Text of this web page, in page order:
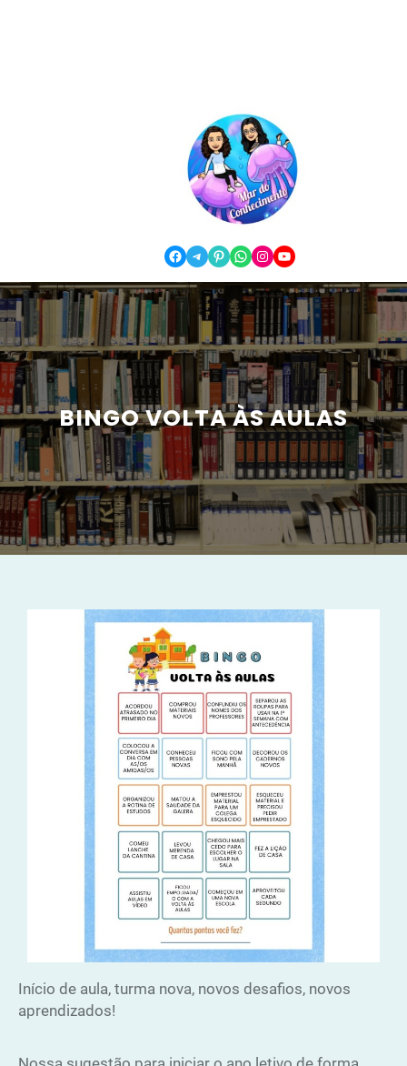
Facebook Telegram Pinterest WhatsApp Instagram YouTube
BINGO VOLTA ÀS AULAS
Início de aula, turma nova, novos desafios, novos
aprendizados!